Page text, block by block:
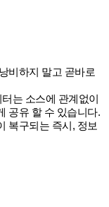
비하지 말고 곧바로
는 소스에 관계없이
공유 할 수 있습니다.
복구되는 즉시, 정보